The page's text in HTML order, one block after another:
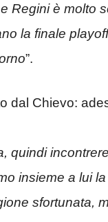
Regini è molto
la finale
”.
dal Chievo:
quindi
insieme a lui
sfortunata,